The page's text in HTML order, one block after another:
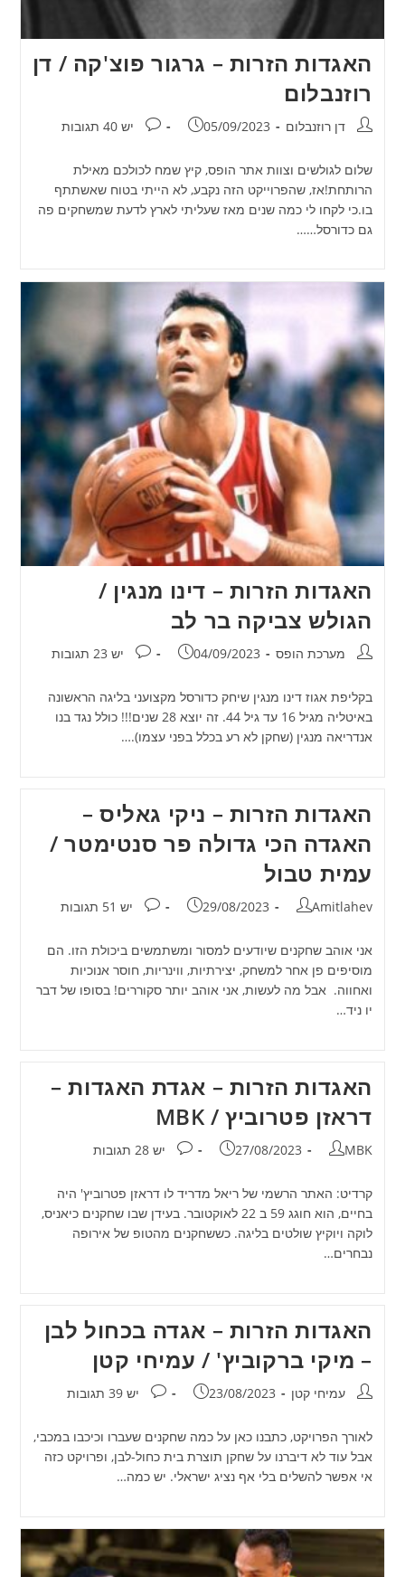
האגדות הזרות – גרגור פוצ'קה / דן
רוזנבלום
מחבר:דן רוזנבלום פורסם:
05/09/2023 תגובות:
יש 40 תגובות
שלום לגולשים וצוות אתר הופס, קיץ שמח לכולכם מאילת
הרותחת!אז, שהפרוייקט הזה נקבע, לא הייתי בטוח שאשתתף
בו.כי לקחו לי כמה שנים מאז שעליתי לארץ לדעת שמשחקים פה
גם כדורסל……
האגדות הזרות – דינו מנגין /
הגולש צביקה בר לב
מחבר:מערכת הופס פורסם:
04/09/2023 תגובות:
יש 23 תגובות
בקליפת אגוז דינו מנגין שיחק כדורסל מקצועני בליגה הראשונה
באיטליה מגיל 16 עד גיל 44. זה יוצא 28 שנים!!! כולל נגד בנו
אנדריאה מנגין (שחקן לא רע בכלל בפני עצמו).…
האגדות הזרות – ניקי גאליס –
האגדה הכי גדולה פר סנטימטר /
עמית טבול
מחבר:
Amitlahev פורסם:
29/08/2023 תגובות:
יש 51 תגובות
אני אוהב שחקנים שיודעים למסור ומשתמשים ביכולת הזו. הם
מוסיפים פן אחר למשחק, יצירתיות, ווינריות, חוסר אנוכיות
ואחווה. אבל מה לעשות, אני אוהב יותר סקוררים! בסופו של דבר
יו ניד…
האגדות הזרות – אגדת האגדות –
דראזן פטרוביץ / MBK
מחבר:
MBK פורסם:
27/08/2023 תגובות:
יש 28 תגובות
קרדיט: האתר הרשמי של ריאל מדריד לו דראזן פטרוביץ' היה
בחיים, הוא חוגג 59 ב 22 לאוקטובר. בעידן שבו שחקנים כיאניס,
לוקה ויוקיץ שולטים בליגה. כששחקנים מהטופ של אירופה
נבחרים…
האגדות הזרות – אגדה בכחול לבן
– מיקי ברקוביץ' / עמיחי קטן
מחבר:עמיחי קטן פורסם:
23/08/2023 תגובות:
יש 39 תגובות
לאורך הפרויקט, כתבנו כאן על כמה שחקנים שעברו וכיכבו במכבי,
אבל עוד לא דיברנו על שחקן תוצרת בית כחול-לבן, ופרויקט כזה
אי אפשר להשלים בלי אף נציג ישראלי. יש כמה…